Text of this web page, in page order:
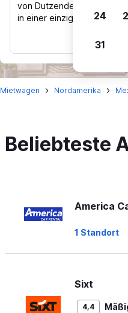
von Dutzenden Reise-
in einer einzigen Suche.
Mietwagen Nordamerika
Beliebteste
America
1 Standort
Sixt
4,4
24
31